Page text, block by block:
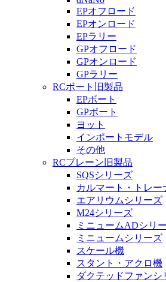
EPオフロード
EPオンロード
EPラリー
GPオフロード
GPオンロード
GPラリー
RCボート旧製品
EPボート
GPボート
ヨット
インポートモデル
その他
RCプレーン旧製品
SQSシリーズ
カルマート・トレー
エアリウムシリーズ
M24シリーズ
ミニュームADシリ
ミニュームシリーズ
スケール機
スタント・アクロ機
ダクテッドファンシ